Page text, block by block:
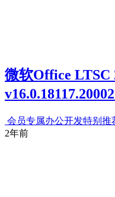
微软Office LTSC
会员专属办公开发特别推
2年前